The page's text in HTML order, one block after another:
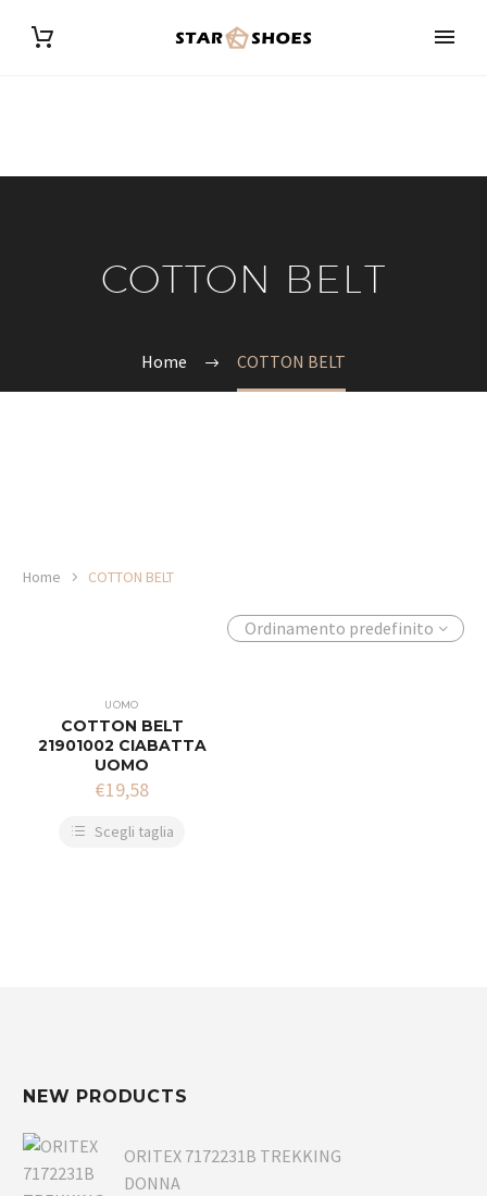
COTTON BELT
Home COTTON BELT
Home COTTON BELT
Ordinamento predefinito
UOMO
COTTON BELT
21901002 CIABATTA
UOMO
€19,58
Scegli taglia
NEW PRODUCTS
ORITEX 7172231B TREKKING
DONNA